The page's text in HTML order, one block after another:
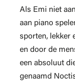
Als Emi niet
aan piano
sporten, lekker
en door de
een absoluut
genaamd